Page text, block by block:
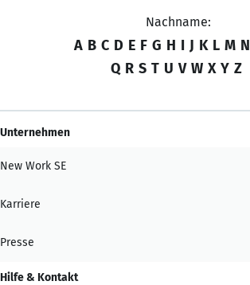
Nachname:
A B C D E F G H I J K L M N
Q R S T U V W X Y Z
Unternehmen
New Work SE
Karriere
Presse
Hilfe & Kontakt